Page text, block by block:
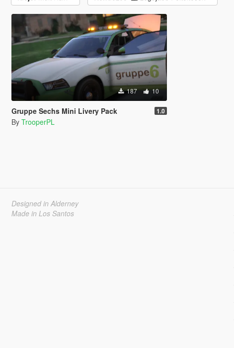
187 10
Gruppe Sechs Mini Livery Pack 1.0
By TrooperPL
Designed in Alderney
Made in Los Santos